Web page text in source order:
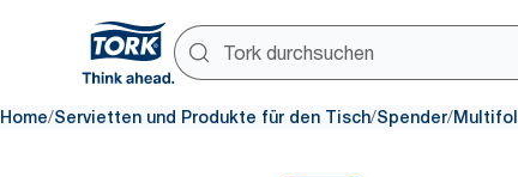
Home/Servietten und Produkte für den Tisch/Spender/